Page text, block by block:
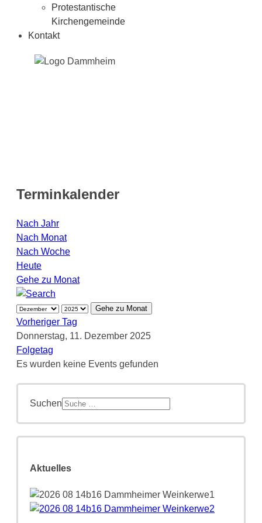
Protestantische
Kirchengemeinde
Kontakt
Terminkalender
Nach Jahr
Nach Monat
Nach Woche
Heute
Gehe zu Monat
Gehe zu Monat
Vorheriger Tag
Donnerstag, 11. Dezember 2025
Folgetag
Es wurden keine Events gefunden
Suchen
Aktuelles